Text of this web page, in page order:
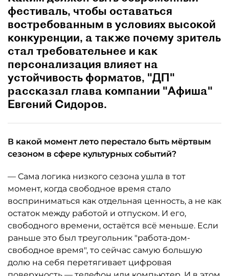
фестиваль, чтобы оставаться
востребованным в условиях высокой
конкуренции, а также почему зритель
стал требовательнее и как
персонализация влияет на
устойчивость форматов, "ДП"
рассказал глава компании "Афиша"
Евгений Сидоров.
В какой момент лето перестало быть мёртвым
сезоном в сфере культурных событий?
— Сама логика низкого сезона ушла в тот
момент, когда свободное время стало
восприниматься как отдельная ценность, а не как
остаток между работой и отпуском. И его,
свободного времени, остаётся всё меньше. Если
раньше это был треугольник "работа-дом-
свободное время", то сейчас самую большую
долю на себя перетягивает цифровая